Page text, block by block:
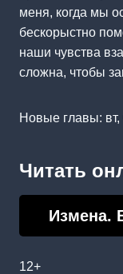
меня, когда мы
бескорыстно
наши чувства
сложна, чтобы
Новые главы: вт,
Читать
Измена.
12+